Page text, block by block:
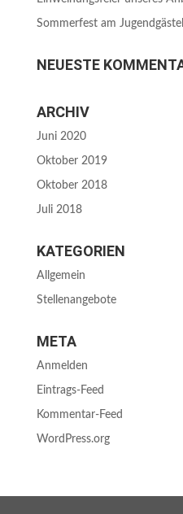
Sommerfest am
NEUESTE
ARCHIV
Juni 2020
Oktober 2019
Oktober 2018
Juli 2018
KATEGORIEN
Allgemein
Stellenangebote
META
Anmelden
Eintrags-Feed
Kommentar-Feed
WordPress.org